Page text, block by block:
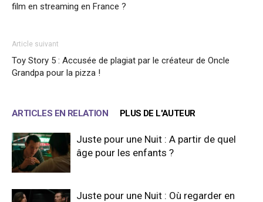
film en streaming en France ?
Article suivant
Toy Story 5 : Accusée de plagiat par le créateur de Oncle
Grandpa pour la pizza !
ARTICLES EN RELATION PLUS DE L'AUTEUR
Juste pour une Nuit : A partir de quel
âge pour les enfants ?
Juste pour une Nuit : Où regarder en